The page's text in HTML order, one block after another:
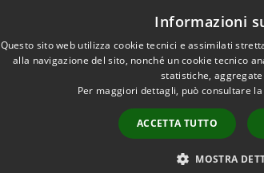
Informazioni
Questo sito web utilizza cookie tecnici e assimilati
alla navigazione del sito, nonché un cookie tecnico
statistiche,
Per maggiori dettagli, può consultare
ACCETTA TUTTO
MOSTRA